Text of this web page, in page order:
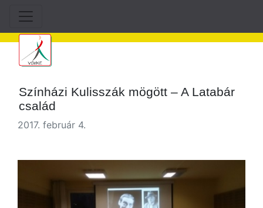
Színházi Kulisszák mögött – A Latabár
család
2017. február 4.